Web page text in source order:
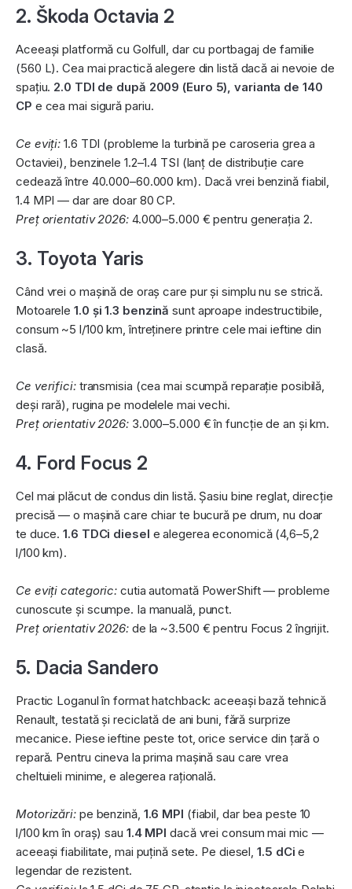
2. Škoda Octavia 2
Aceeași platformă cu Golfull, dar cu portbagaj de familie
(560 L). Cea mai practică alegere din listă dacă ai nevoie de
spațiu. 2.0 TDI de după 2009 (Euro 5), varianta de 140
CP e cea mai sigură pariu.
Ce eviți: 1.6 TDI (probleme la turbină pe caroseria grea a
Octaviei), benzinele 1.2–1.4 TSI (lanț de distribuție care
cedează între 40.000–60.000 km). Dacă vrei benzină fiabil,
1.4 MPI — dar are doar 80 CP.
Preț orientativ 2026:4.000–5.000 € pentru generația 2.
3. Toyota Yaris
Când vrei o mașină de oraș care pur și simplu nu se strică.
Motoarele1.0 și 1.3 benzină sunt aproape indestructibile,
consum ~5 l/100 km, întreținere printre cele mai ieftine din
clasă.
Ce verifici:transmisia (cea mai scumpă reparație posibilă,
deși rară), rugina pe modelele mai vechi.
Preț orientativ 2026:3.000–5.000 € în funcție de an și km.
4. Ford Focus 2
Cel mai plăcut de condus din listă. Șasiu bine reglat, direcție
precisă — o mașină care chiar te bucură pe drum, nu doar
te duce.1.6 TDCi diesel e alegerea economică (4,6–5,2
l/100 km).
Ce eviți categoric: cutia automată PowerShift — probleme
cunoscute și scumpe. Ia manuală, punct.
Preț orientativ 2026:de la ~3.500 € pentru Focus 2 îngrijit.
5. Dacia Sandero
Practic Loganul în format hatchback: aceeași bază tehnică
Renault, testată și reciclată de ani buni, fără surprize
mecanice. Piese ieftine peste tot, orice service din țară o
repară. Pentru cineva la prima mașină sau care vrea
cheltuieli minime, e alegerea rațională.
Motorizări:pe benzină, 1.6 MPI (fiabil, dar bea peste 10
l/100 km în oraș) sau 1.4 MPI dacă vrei consum mai mic —
aceeași fiabilitate, mai puțină sete. Pe diesel,1.5 dCi e
legendar de rezistent.